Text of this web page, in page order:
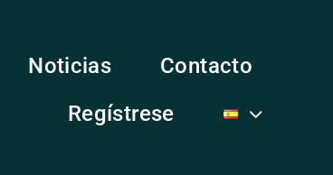
Noticias
Contacto
Regístrese